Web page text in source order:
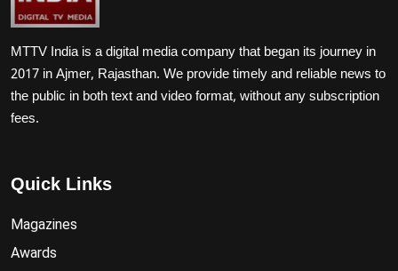
MTTV India is a digital media company that began its journey in
2017 in Ajmer, Rajasthan. We provide timely and reliable news to
the public in both text and video format, without any subscription
fees.
Quick Links
Magazines
Awards